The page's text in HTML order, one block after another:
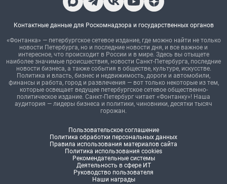
Контактные данные для Роскомнадзора и государственных органов
«Фонтанка» — петербургское сетевое издание, где можно найти не только
новости Петербурга, но и последние новости дня, и все важное и
интересное, что происходит в России и в мире. Здесь вы отыщете
наиболее значимые происшествия, новости Санкт-Петербурга, последние
новости бизнеса, а также события в обществе, культуре, искусстве.
Политика и власть, бизнес и недвижимость, дороги и автомобили,
финансы и работа, город и развлечения — вот только некоторые из тем,
которые освещает ведущее петербургское сетевое общественно-
политическое издание. Санкт-Петербург читает «Фонтанку»! Наша
аудитория — лидеры бизнеса и политики, чиновники, десятки тысяч
горожан.
Пользовательское соглашение
Политика обработки персональных данных
Правила использования материалов сайта
Политика использования cookies
Рекомендательные системы
Деятельность в сфере ИТ
Руководство пользователя
Наши награды